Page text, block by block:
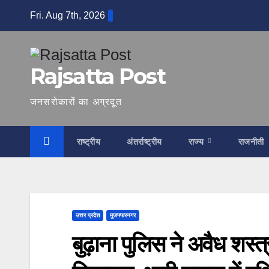
Fri. Aug 7th, 2026
Rajsatta Post
जनसरोकारों का अग्रदूत
राष्ट्रीय अंतर्राष्ट्रीय राज्य राजनीती
उत्तर प्रदेश मुजफ्फरनगर
बुढ़ाना पुलिस ने अवैध